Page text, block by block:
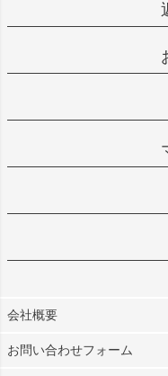
会社概要
お問い合わせフォーム